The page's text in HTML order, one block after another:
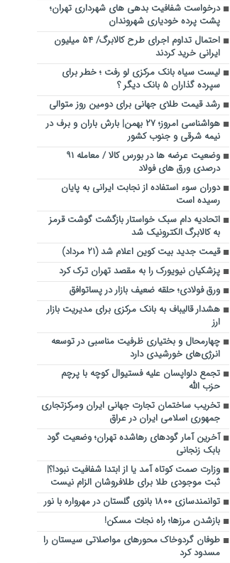
درخواست شفافیت بدهی های شهرداری تهران؛
پشت پرده خودیاری شهروندان
احتمال تداوم اجرای طرح کالابرگ/ ۵۴ میلیون
ایرانی خرید کردند
لیست سیاه بانک مرکزی لو رفت ؛ خطر برای
سپرده گذاران ۵ بانک دیگر ؟
رشد قیمت طلای جهانی برای دومین روز متوالی
هواشناسی امروز؛ ۲۷ بهمن| بارش باران و برف در
نیمه شرقی و جنوب کشور
وضعیت عرضه ها در بورس کالا / معامله ۹۱
درصدی ورق های فولاد
دوران سوء استفاده از نجابت ایرانی به پایان
رسیده است
اتحادیه دام سبک خواستار بازگشت گوشت قرمز
به کالابرگ الکترونیک شد
قیمت جدید بیت کوین اعلام شد (۲۱ مرداد)
پزشکیان نیویورک را به مقصد تهران ترک کرد
ورق فولادی؛ حلقه ضعیف بازار در پساتوافق
هشدار قالیباف به بانک مرکزی برای مدیریت بازار
ارز
چهارمحال و بختیاری ظرفیت مناسبی در توسعه
انرژی‌های خورشیدی دارد
تجمع دلواپسان علیه فستیوال کوچه با پرچم
حزب الله
تخریب ساختمان تجارت جهانی ایران ومرکزتجاری
جمهوری اسلامی ایران در عراق
آخرین آمار گودهای رهاشده تهران؛ وضعیت گود
بابک زنجانی
وزارت صمت کوتاه آمد یا از ابتدا شفافیت نبود!؟|
ثبت موجودی طلا برای طلافروشان الزام نیست
توانمندسازی ۱۸۰۰ بانوی گلستان در مهرواره با نور
بازشدن مرزها؛ راه نجات مسکن!
طوفان گردوخاک محورهای مواصلاتی سیستان را
مسدود کرد